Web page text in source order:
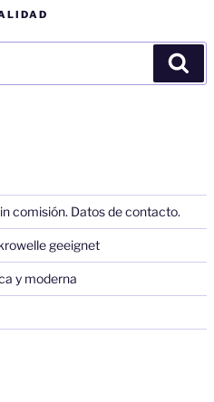
comisión. Datos de contacto.
geeignet
y moderna